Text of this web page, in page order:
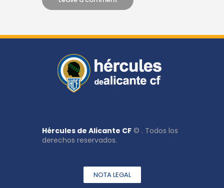
Hércules de Alicante CF © . Todos los
derechos reservados.
NOTA LEGAL